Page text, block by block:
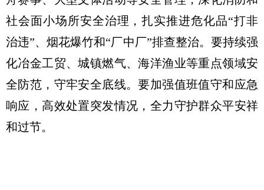
社会面小场所安全治理，扎实推进危化品“打非
治违”、烟花爆竹和“厂中厂”排查整治。要持续强
化冶金工贸、城镇燃气、海洋渔业等重点领域安
全防范，守牢安全底线。要加强值班值守和应急
响应，高效处置突发情况，全力守护群众平安祥
和过节。